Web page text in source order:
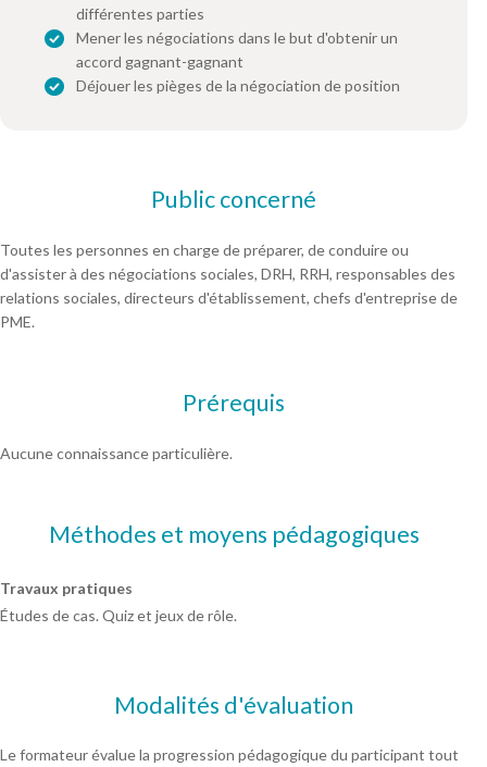
différentes parties
Mener les négociations dans le but d'obtenir un
accord gagnant-gagnant
Déjouer les pièges de la négociation de position
Public concerné
Toutes les personnes en charge de préparer, de conduire ou
d'assister à des négociations sociales, DRH, RRH, responsables des
relations sociales, directeurs d'établissement, chefs d'entreprise de
PME.
Prérequis
Aucune connaissance particulière.
Méthodes et moyens pédagogiques
Travaux pratiques
Études de cas. Quiz et jeux de rôle.
Modalités d'évaluation
Le formateur évalue la progression pédagogique du participant tout